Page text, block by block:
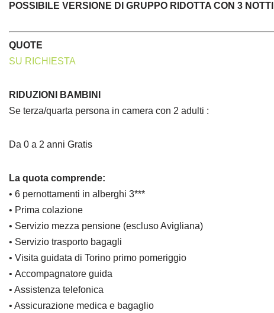
POSSIBILE VERSIONE DI GRUPPO RIDOTTA CON 3 NOTTI
QUOTE
SU RICHIESTA
RIDUZIONI BAMBINI
Se terza/quarta persona in camera con 2 adulti :
Da 0 a 2 anni Gratis
La quota comprende:
• 6 pernottamenti in alberghi 3***
• Prima colazione
• Servizio mezza pensione (escluso Avigliana)
• Servizio trasporto bagagli
• Visita guidata di Torino primo pomeriggio
• Accompagnatore guida
• Assistenza telefonica
• Assicurazione medica e bagaglio